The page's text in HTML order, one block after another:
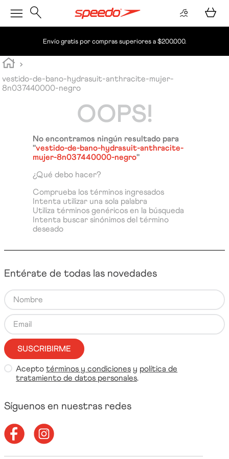
Envío gratis por compras superiores a $200.000.
vestido-de-bano-hydrasuit-anthracite-mujer-
8n037440000-negro
OOPS!
No encontramos ningún resultado para
"vestido-de-bano-hydrasuit-anthracite-
mujer-8n037440000-negro"
¿Qué debo hacer?
Comprueba los términos ingresados
Intenta utilizar una sola palabra
Utiliza términos genéricos en la búsqueda
Intenta buscar sinónimos del término
deseado
Entérate de todas las novedades
SUSCRIBIRME
Aceptotérminos y condiciones y política de
tratamiento de datos personales.
Síguenos en nuestras redes